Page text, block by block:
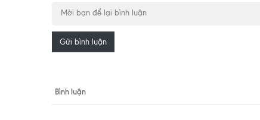
Gửi bình luận
Bình luận